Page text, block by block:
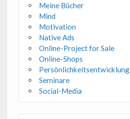
Meine Bücher
Mind
Motivation
Native Ads
Online-Project for Sale
Online-Shops
Persönlichkeitsentwicklung
Seminare
Social-Media